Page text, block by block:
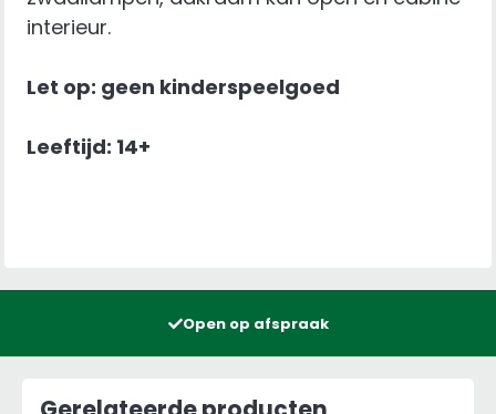
interieur.
Let op: geen kinderspeelgoed
Leeftijd: 14+
Open op afspraak